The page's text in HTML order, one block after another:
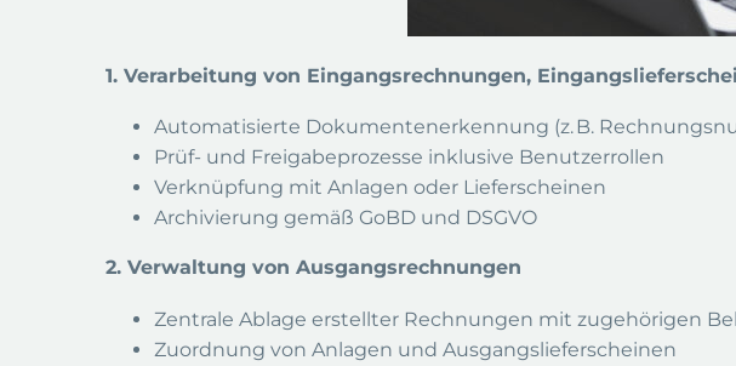
1. Verarbeitung von Eingangsrechnungen,
Automatisierte Dokumentenerkennung (z. B.
Prüf- und Freigabeprozesse inklusive Benutzerrollen
Verknüpfung mit Anlagen oder Lieferscheinen
Archivierung gemäß GoBD und DSGVO
2. Verwaltung von Ausgangsrechnungen
Zentrale Ablage erstellter Rechnungen mit zugehörigen
Zuordnung von Anlagen und Ausgangslieferscheinen